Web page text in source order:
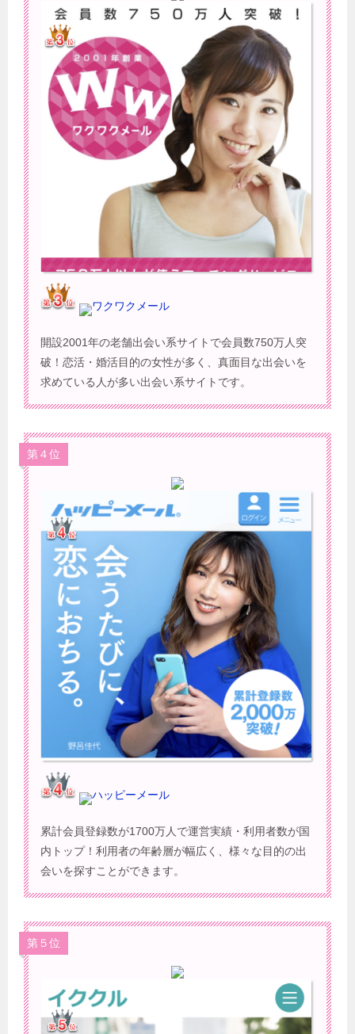
ワクワクメール
開設2001年の老舗出会い系サイトで会員数750万人突
破！恋活・婚活目的の女性が多く、真面目な出会いを
求めている人が多い出会い系サイトです。
第４位
ハッピーメール
累計会員登録数が1700万人で運営実績・利用者数が国
内トップ！利用者の年齢層が幅広く、様々な目的の出
会いを探すことができます。
第５位